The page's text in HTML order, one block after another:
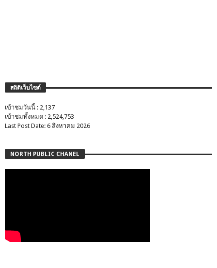
สถิติเว็บไซต์
เข้าชมวันนี้ : 2,137
เข้าชมทั้งหมด : 2,524,753
Last Post Date: 6 สิงหาคม 2026
NORTH PUBLIC CHANEL